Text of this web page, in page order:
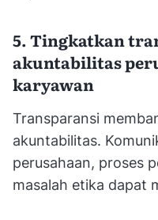
5. Tingkatkan
akuntabilitas
karyawan
Transparansi
akuntabilitas.
perusahaan, proses
masalah etika dapat